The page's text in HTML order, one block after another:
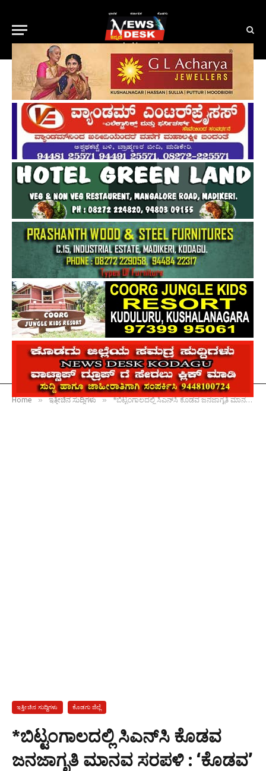
Home » ಇತ್ತೀಚಿನ ಸುದ್ದಿಗಳು » *ಬಿಟ್ಟಂಗಾಲದಲ್ಲಿ ಸಿಎನ್‍ಸಿ ಕೊಡವ ಜನಜಾಗೃತಿ ಮಾನವ ಸರಪಳಿ : ‘ಕೊಡವ’ ಎಂದು ಹೆಮ್ಮೆಯಿಂದ ಗುರುತಿಸಿಕೊಂಡಾಗ ಮಾತ್ರ ಸಂವಿಧಾನಬದ್ಧ ಹಕ್ಕು ದೊರೆಯಲು ಸಾಧ್ಯ : ಎನ್.ಯು.ನಾಚಪ್ಪ ಪ್ರತಿಪಾದನೆ*
ಇತ್ತೀಚಿನ ಸುದ್ದಿಗಳು ಕೊಡಗು ಜಿಲ್ಲೆ
*ಬಿಟ್ಟಂಗಾಲದಲ್ಲಿ ಸಿಎನ್‍ಸಿ ಕೊಡವ
ಜನಜಾಗೃತಿ ಮಾನವ ಸರಪಳಿ : ‘ಕೊಡವ’